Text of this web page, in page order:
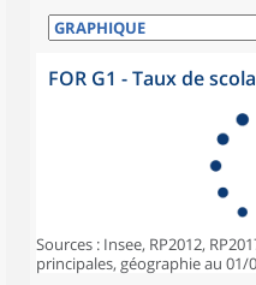
FOR G1 - Taux de
Sources : Insee, RP2012,
principales, géographie au 01/